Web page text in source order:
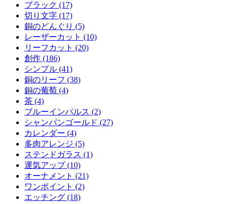
ブラック (17)
切り文字 (17)
銅のどんぐり (5)
レーザーカット (10)
リーフカット (20)
創作 (186)
シンプル (41)
銅のリーフ (38)
銅の葡萄 (4)
茶 (4)
ブルーインパルス (2)
シャンパンゴールド (27)
カレンダー (4)
多肉アレンジ (5)
ステンドガラス (1)
運気アップ (10)
オーナメント (21)
ワンポイント (2)
エッチング (18)